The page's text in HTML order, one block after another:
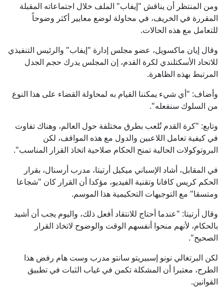
ومن المنتظر أن يناقش "إيفاب" الملف خلال اجتماعاته المقبلة
المقررة في الخريف، في محاولة لوضع معايير أكثر وضوحاً
للتعامل مع هذه الحالات.
وقال إيان ماكسويل، عضو مجلس إدارة "إيفاب" والرئيس التنفيذي
للاتحاد الأسكتلندي لكرة القدم، إن المجلس يدرك حجم الجدل
المرتبط بهذه الظاهرة.
وأضاف: "أي شيء يمكننا القيام به لمحاولة القضاء على هذا النوع
من السلوك سنفعله".
وتابع: "كرة القدم تُلعب بطرق مختلفة حول العالم، وهناك تفاوت
في كيفية تعامل اللاعبين والدول مع هذه المواقف، لكن
البروتوكولات الحالية تمنح الحكام صلاحية اتخاذ القرار المناسب".
في المقابل، أشاد الإسباني ميكيل أرتيتا، مدرب أرسنال، بقرار
الحكم كريس كافانا وتقنية الفيديو، مؤكدا أن القرار كان "شجاعا
ومتسقا" مع التوجيهات التحكيمية هذا الموسم.
وقال أرتيتا: "عندما أحتاج للانتقاد أفعل ذلك، واليوم يجب أن أشيد
بالحكام، لأنهم منحوا أنفسهم الوقت والوضوح لاتخاذ القرار
الصحيح".
لكن البرتغالي نونو إسبيريتو سانتو مدرب وست هام رفض هذا
الطرح، معتبرا أن المشكلة تكمن في غياب الثبات في تطبيق
القوانين.